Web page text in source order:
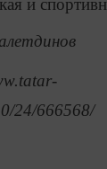
и
24/666568/